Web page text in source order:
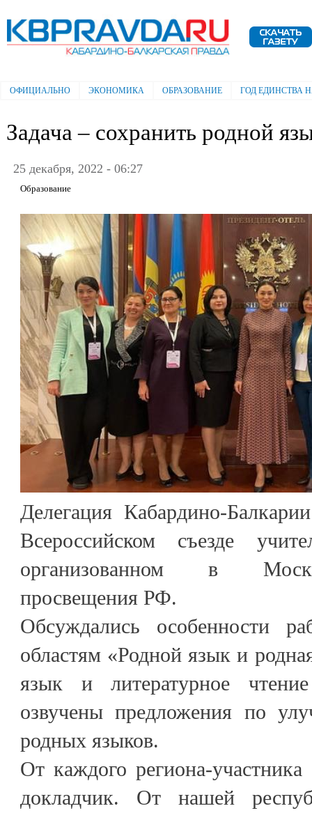
Электронная газета "Кабардино-
Балкарская правда"
Главное меню
ОФИЦИАЛЬНО ЭКОНОМИКА ОБРАЗОВАНИЕ ГОД ЕДИНСТВА
Задача – сохранить родной
25 декабря, 2022 - 06:27
Образование
Делегация Кабардино-
Всероссийском съезде
организованном в
просвещения РФ.
Обсуждались особенности
областям «Родной язык и
язык и литературное
озвучены предложения по
родных языков.
От каждого региона-
докладчик. От нашей